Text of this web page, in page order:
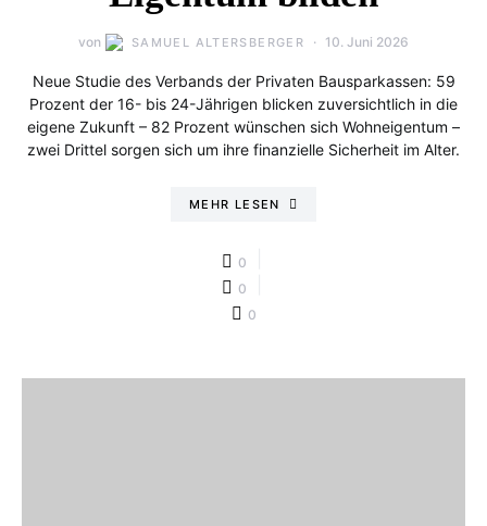
von SAMUEL ALTERSBERGER 10. Juni 2026
Neue Studie des Verbands der Privaten Bausparkassen: 59
Prozent der 16- bis 24-Jährigen blicken zuversichtlich in die
eigene Zukunft – 82 Prozent wünschen sich Wohneigentum –
zwei Drittel sorgen sich um ihre finanzielle Sicherheit im Alter.
MEHR LESEN
0
0
0